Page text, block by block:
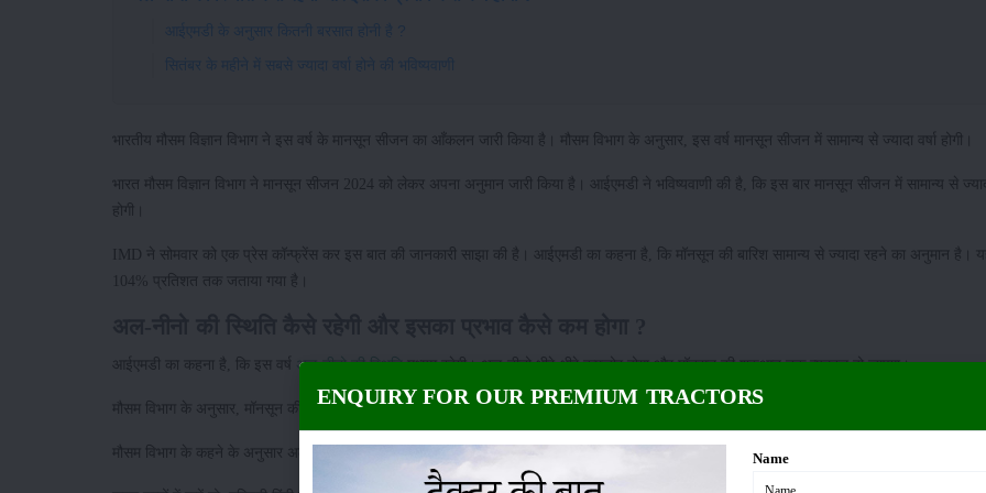
आईएमडी के अनुसार कितनी बरसात होनी है ?
सितंबर के महीने में सबसे ज्यादा वर्षा होने की भविष्यवाणी
भारतीय मौसम विज्ञान विभाग ने इस वर्ष के मानसून सीजन का आँकलन जारी किया है। मौसम विभाग के अनुसार, इस वर्ष मानसून सीजन में सामान्य से ज्यादा वर्षा होगी।
भारत मौसम विज्ञान विभाग ने मानसून सीजन 2024 को लेकर अपना अनुमान जारी किया है। आईएमडी ने भविष्यवाणी की है, कि इस बार मानसून सीजन में सामान्य से
होगी।
IMD ने सोमवार को एक प्रेस कॉन्फ्रेंस कर इस बात की जानकारी साझा की है। आईएमडी का कहना है, कि मॉनसून की बारिश सामान्य से ज्यादा रहने का अनुमान है।
104% प्रतिशत तक जताया गया है।
आईएमडी का कहना है, कि इस वर्ष अल-नीनो की स्थितिमध्यम रहेगी। अल-नीनो धीरे-धीरे कमजोर होगा और मॉनसून की शुरुआत तक न्यूट्रल हो जाएगा।
मौसम विभाग के अनुसार, मॉनसून की शुरुआत से ला-नीना सक्रिय हो जाएगा, जो कि अल-नीनो के विपरीत प्रभाव दिखाता है।
मौसम विभाग के कहने के अनुसार अल-नीनो के प्रभाव को रोकने में इंडियन डायपोल ओशन (आईओडी) पूरी तरह सक्रिय रहेगा।
ENQUIRY FOR OUR PREMIUM TRACTORS
Name